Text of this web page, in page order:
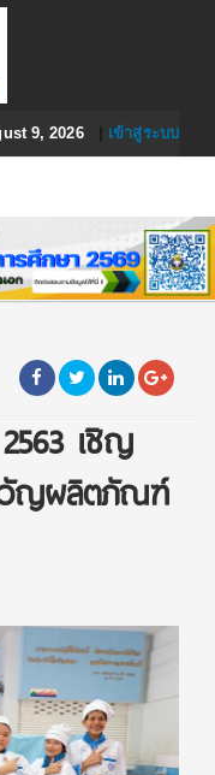
9, 2026| เข้าสู่ระบบ
เชิญ
วัญผลิตภัณฑ์